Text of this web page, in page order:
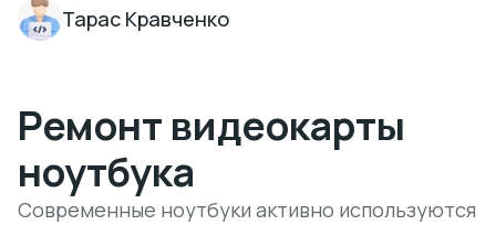
Тарас Кравченко
Ремонт видеокарты
ноутбука
Современные ноутбуки активно используются